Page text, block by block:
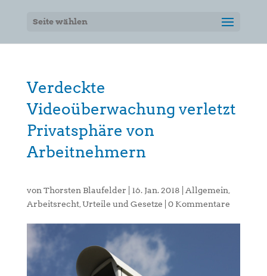
Seite wählen
Verdeckte
Videoüberwachung verletzt
Privatsphäre von
Arbeitnehmern
von Thorsten Blaufelder 16. Jan. 2018 Allgemein
Arbeitsrecht, Urteile und Gesetze 0 Kommentare